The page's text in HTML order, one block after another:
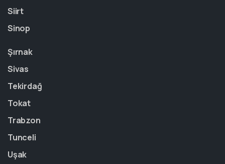
Siirt
Sinop
Şırnak
Sivas
Tekirdağ
Tokat
Trabzon
Tunceli
Uşak